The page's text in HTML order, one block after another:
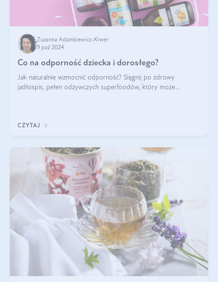
Zuzanna Adamkiewicz-Kiwer
9 paź 2024
Co na odporność dziecka i dorosłego?
Jak naturalnie wzmocnić odporność? Sięgnij po zdrowy
jadłospis, pełen odżywczych superfoodów, który może
CZYTAJ